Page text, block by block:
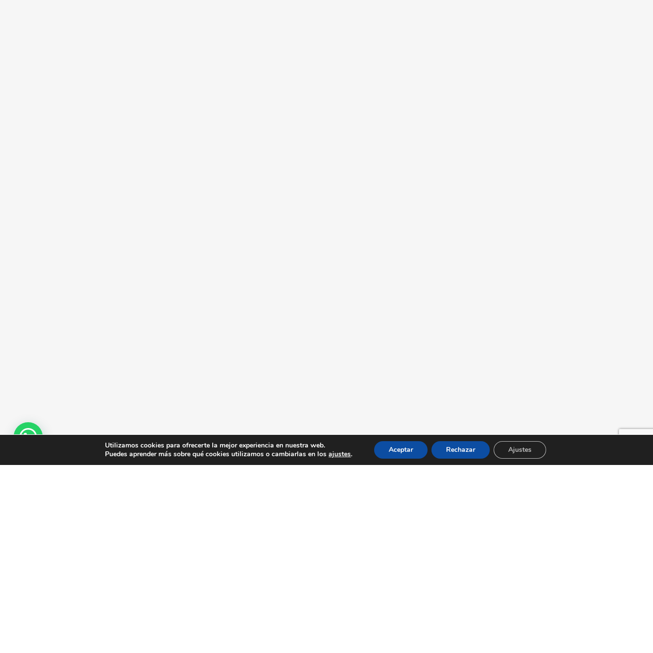
Utilizamos cookies para ofrecerte la mejor experiencia en nuestra web.
Puedes aprender más sobre qué cookies utilizamos o cambiarlas en losajustes. Aceptar Rechazar Ajustes